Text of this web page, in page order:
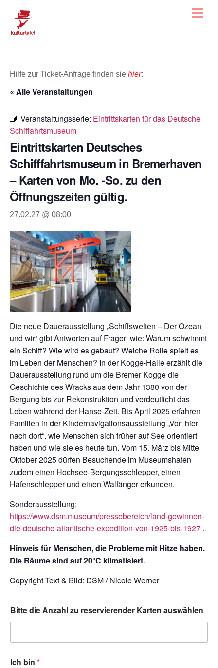
content
Hilfe zur Ticket-Anfrage finden sie hier:
« Alle Veranstaltungen
Veranstaltungsserie: Eintrittskarten für das Deutsche
Schiffahrtsmuseum
Eintrittskarten Deutsches
Schifffahrtsmuseum in Bremerhaven
– Karten von Mo. -So. zu den
Öffnungszeiten gültig.
27.02.27 @ 08:00
Die neue Dauerausstellung „Schiffswelten – Der Ozean
und wir“ gibt Antworten auf Fragen wie: Warum schwimmt
ein Schiff? Wie wird es gebaut? Welche Rolle spielt es
im Leben der Menschen? In der Kogge-Halle erzählt die
Dauerausstellung rund um die Bremer Kogge die
Geschichte des Wracks aus dem Jahr 1380 von der
Bergung bis zur Rekonstruktion und verdeutlicht das
Leben während der Hanse-Zeit. Bis April 2025 erfahren
Familien in der Kindernavigationsausstellung „Von hier
nach dort“, wie Menschen sich früher auf See orientiert
haben und wie sie es heute tun. Vom 15. März bis Mitte
Oktober 2025 dürfen Besuchende im Museumshafen
zudem einen Hochsee-Bergungsschlepper, einen
Hafenschlepper und einen Walfänger erkunden.
Sonderausstellung:
https://www.dsm.museum/pressebereich/land-gewinnen-
die-deutsche-atlantische-expedition-von-1925-bis-1927 .
Hinweis für Menschen, die Probleme mit Hitze haben.
Die Räume sind auf 20°C klimatisiert.
Copyright Text & Bild: DSM / Nicole Werner
Bitte die Anzahl zu reservierender Karten auswählen
Ich bin *